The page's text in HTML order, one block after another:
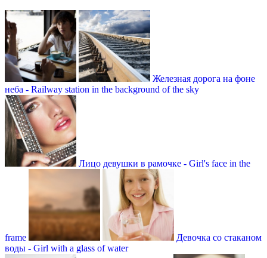
Железная дорога на фоне
неба - Railway station in the background of the sky
Лицо девушки в рамочке - Girl's face in the
frame
Девочка со стаканом
воды - Girl with a glass of water